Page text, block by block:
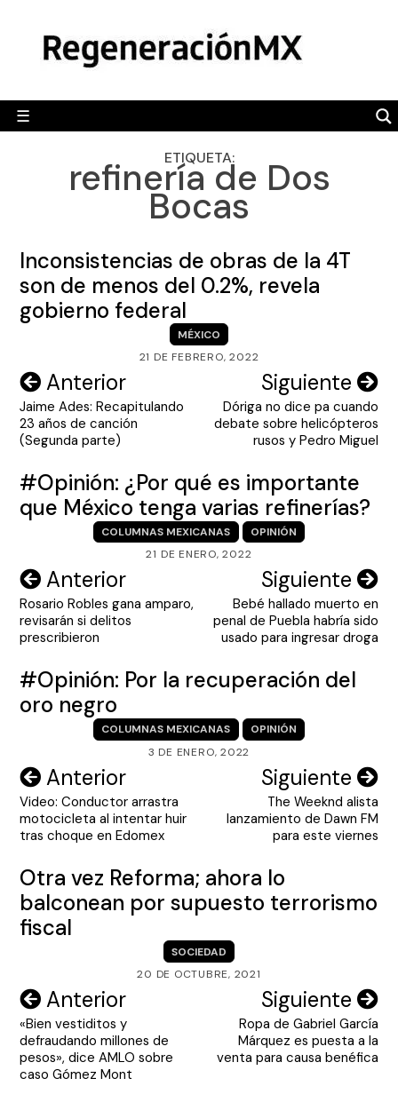
content
☰
POLÍTICA
CAMALEÓN
OPINIÓN
DEPORTES
VIDEOS
ETIQUETA:
refinería de Dos
Bocas
Inconsistencias de obras de la 4T
son de menos del 0.2%, revela
gobierno federal
MÉXICO
21 DE FEBRERO, 2022
Navegación
de
entradas
Anterior
Jaime Ades: Recapitulando
23 años de canción
(Segunda parte)
Siguiente
Dóriga no dice pa cuando
debate sobre helicópteros
rusos y Pedro Miguel
#Opinión: ¿Por qué es importante
que México tenga varias refinerías?
COLUMNAS MEXICANAS
OPINIÓN
21 DE ENERO, 2022
Navegación
de
entradas
Anterior
Rosario Robles gana amparo,
revisarán si delitos
prescribieron
Siguiente
Bebé hallado muerto en
penal de Puebla habría sido
usado para ingresar droga
#Opinión: Por la recuperación del
oro negro
COLUMNAS MEXICANAS
OPINIÓN
3 DE ENERO, 2022
Navegación
de
entradas
Anterior
Video: Conductor arrastra
motocicleta al intentar huir
tras choque en Edomex
Siguiente
The Weeknd alista
lanzamiento de Dawn FM
para este viernes
Otra vez Reforma; ahora lo
balconean por supuesto terrorismo
fiscal
SOCIEDAD
20 DE OCTUBRE, 2021
Navegación
de
entradas
Anterior
«Bien vestiditos y
defraudando millones de
pesos», dice AMLO sobre
caso Gómez Mont
Siguiente
Ropa de Gabriel García
Márquez es puesta a la
venta para causa benéfica